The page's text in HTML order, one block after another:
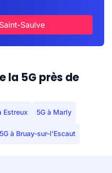
Saulve
la 5G près de
Estreux 5G à Marly
5G à Bruay-sur-l'Escaut